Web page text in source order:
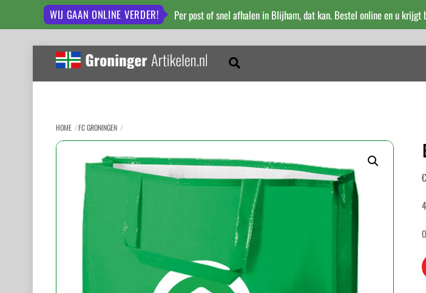
WIJ GAAN ONLINE VERDER! Per post of snel afhalen in Blijham, dat kan. Bestel online en u
HOME FC GRONINGEN